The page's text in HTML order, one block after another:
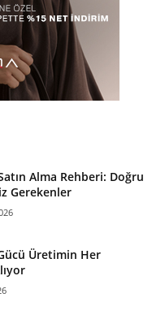
Alma Rehberi: Doğru
Gerekenler
Üretimin Her